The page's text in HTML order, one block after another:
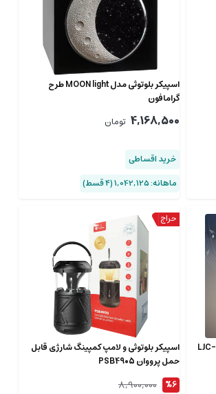
اسپیکر بلوتوثی مدل MOON light طرح
گرامافون
4,168,500 تومان
خرید اقساطی
ماهانه: 1,042,125 (۴ قسط)
اسپیکر بلوتوثی رومیزی فضاپیما رانمی LJC-
اسپیکر بلوتوثی و لامپ کمپینگ شارژی قابل
حمل پرووان PSB4905
%6
8,900,000